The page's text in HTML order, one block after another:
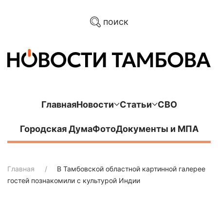
поиск
ГлавнаяНовости Статьи СВО
Городская ДумаФотоДокументы и МПА
Главная
В Тамбовской областной картинной галерее
гостей познакомили с культурой Индии